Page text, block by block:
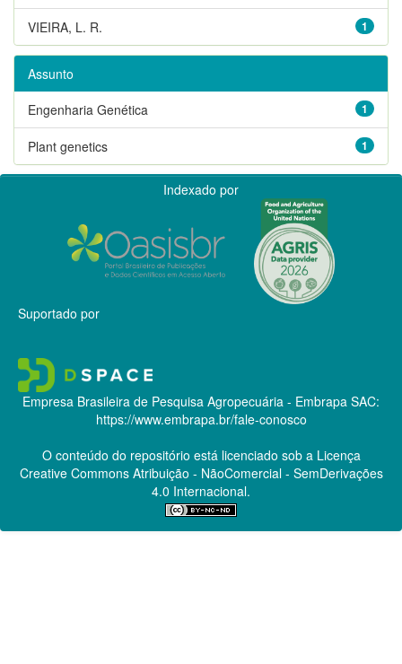
1
VIEIRA, L. R.
Assunto
1
Engenharia Genética
1
Plant genetics
Indexado por
Suportado por
Empresa Brasileira de Pesquisa Agropecuária - Embrapa SAC:
https://www.embrapa.br/fale-conosco
O conteúdo do repositório está licenciado sob a Licença
Creative CommonsAtribuição - NãoComercial - SemDerivações
4.0 Internacional.